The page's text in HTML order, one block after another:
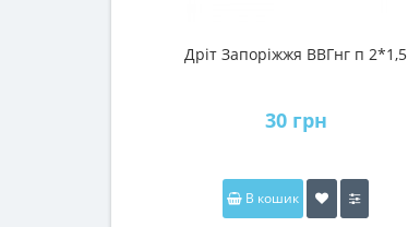
Дріт Запоріжжя ВВГнг п 2*1,5
30 грн
В кошик